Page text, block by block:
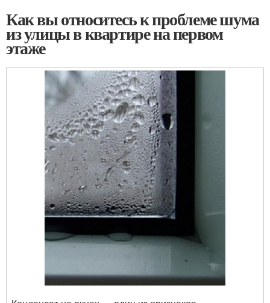
Как вы относитесь к проблеме шума
из улицы в квартире на первом
этаже